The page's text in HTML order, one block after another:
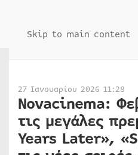
Skip to main content
27 Ιανουαρίου 2026 11:28
Novacinema:
τις μεγάλες
Years Later»,